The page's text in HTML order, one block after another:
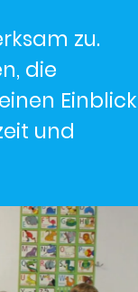
zu.
die
Einblick
und